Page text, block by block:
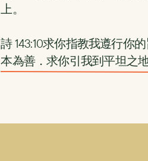
上。
詩 143:10求你指教我遵行你
本為善．求你引我到平坦之地